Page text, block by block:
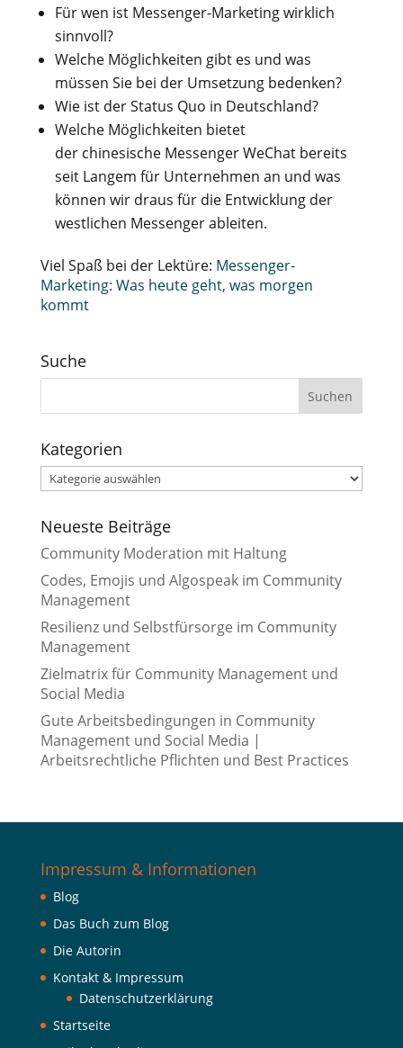
Für wen ist Messenger-Marketing wirklich
sinnvoll?
Welche Möglichkeiten gibt es und was
müssen Sie bei der Umsetzung bedenken?
Wie ist der Status Quo in Deutschland?
Welche Möglichkeiten bietet
der chinesische Messenger WeChat bereits
seit Langem für Unternehmen an und was
können wir draus für die Entwicklung der
westlichen Messenger ableiten.
Viel Spaß bei der Lektüre: Messenger-
Marketing: Was heute geht, was morgen
kommt
Suche
Kategorien
Kategorien
Neueste Beiträge
Community Moderation mit Haltung
Codes, Emojis und Algospeak im Community
Management
Resilienz und Selbstfürsorge im Community
Management
Zielmatrix für Community Management und
Social Media
Gute Arbeitsbedingungen in Community
Management und Social Media |
Arbeitsrechtliche Pflichten und Best Practices
Impressum & Informationen
Blog
Das Buch zum Blog
Die Autorin
Kontakt & Impressum
Datenschutzerklärung
Startseite